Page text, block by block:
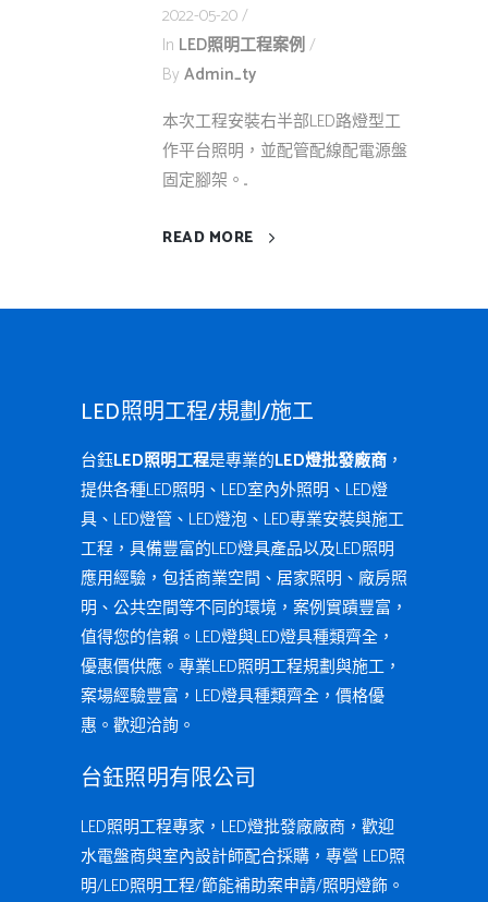
2022-05-20
In LED照明工程案例
By Admin_ty
本次工程安裝右半部LED路燈型工
作平台照明，並配管配線配電源盤
固定腳架。...
READ MORE
LED照明工程/規劃/施工
台鈺LED照明工程是專業的LED燈批發廠商 ，
提供各種LED照明、LED室內外照明、LED燈
具、LED燈管、LED燈泡、LED專業安裝與施工
工程，具備豐富的LED燈具產品以及LED照明
應用經驗，包括商業空間、居家照明、廠房照
明、公共空間等不同的環境，案例實蹟豐富，
值得您的信賴。LED燈與LED燈具種類齊全，
優惠價供應。專業LED照明工程規劃與施工，
案場經驗豐富，LED燈具種類齊全，價格優
惠。歡迎洽詢。
台鈺照明有限公司
LED照明工程專家，LED燈批發廠廠商，歡迎
水電盤商與室內設計師配合採購，專營 LED照
明/LED照明工程/節能補助案申請/照明燈飾。